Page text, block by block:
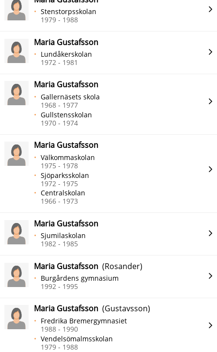
Stenstorpsskolan
1979 - 1988
Maria Gustafsson
Lundåkerskolan
1972 - 1981
Maria Gustafsson
Gallernäsets skola
1968 - 1977
Gullstensskolan
1970 - 1974
Maria Gustafsson
Välkommaskolan
1975 - 1978
Sjöparksskolan
1972 - 1975
Centralskolan
1966 - 1973
Maria Gustafsson
Sjumilaskolan
1982 - 1985
Maria Gustafsson (Rosander)
Burgårdens gymnasium
1992 - 1995
Maria Gustafsson (Gustavsson)
Fredrika Bremergymnasiet
1988 - 1990
Vendelsömalmsskolan
1979 - 1988